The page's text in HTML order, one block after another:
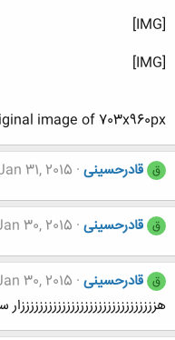
[IMG]
[IMG]
image of 703x960px.
ق قادرحسینی 31, 2015
ق قادرحسینی 30, 2015
ق قادرحسینی 30, 2015
هززززززززززززززززززززززززززززززار